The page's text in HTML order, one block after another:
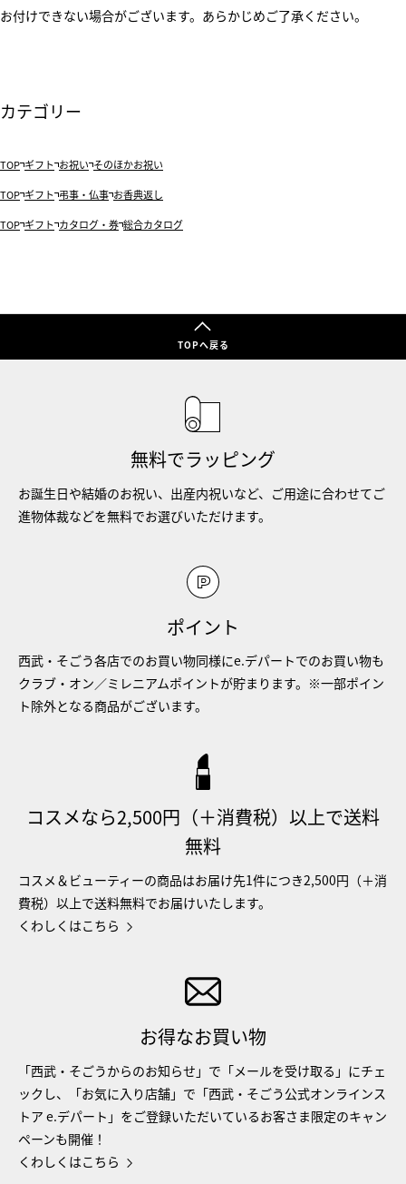
お付けできない場合がございます。あらかじめご了承ください。
カテゴリー
TOP ギフト お祝い そのほかお祝い
TOP ギフト 弔事・仏事 お香典返し
TOP ギフト カタログ・券 総合カタログ
TOPへ戻る
無料でラッピング
お誕生日や結婚のお祝い、出産内祝いなど、ご用途に合わせてご
進物体裁などを無料でお選びいただけます。
ポイント
西武・そごう各店でのお買い物同様にe.デパートでのお買い物も
クラブ・オン／ミレニアムポイントが貯まります。※一部ポイン
ト除外となる商品がございます。
コスメなら2,500円（＋消費税）以上で送料
無料
コスメ＆ビューティーの商品はお届け先1件につき2,500円（＋消
費税）以上で送料無料でお届けいたします。
くわしくはこちら
お得なお買い物
「西武・そごうからのお知らせ」で「メールを受け取る」にチェ
ックし、「お気に入り店舗」で「西武・そごう公式オンラインス
トア e.デパート」をご登録いただいているお客さま限定のキャン
ペーンも開催！
くわしくはこちら